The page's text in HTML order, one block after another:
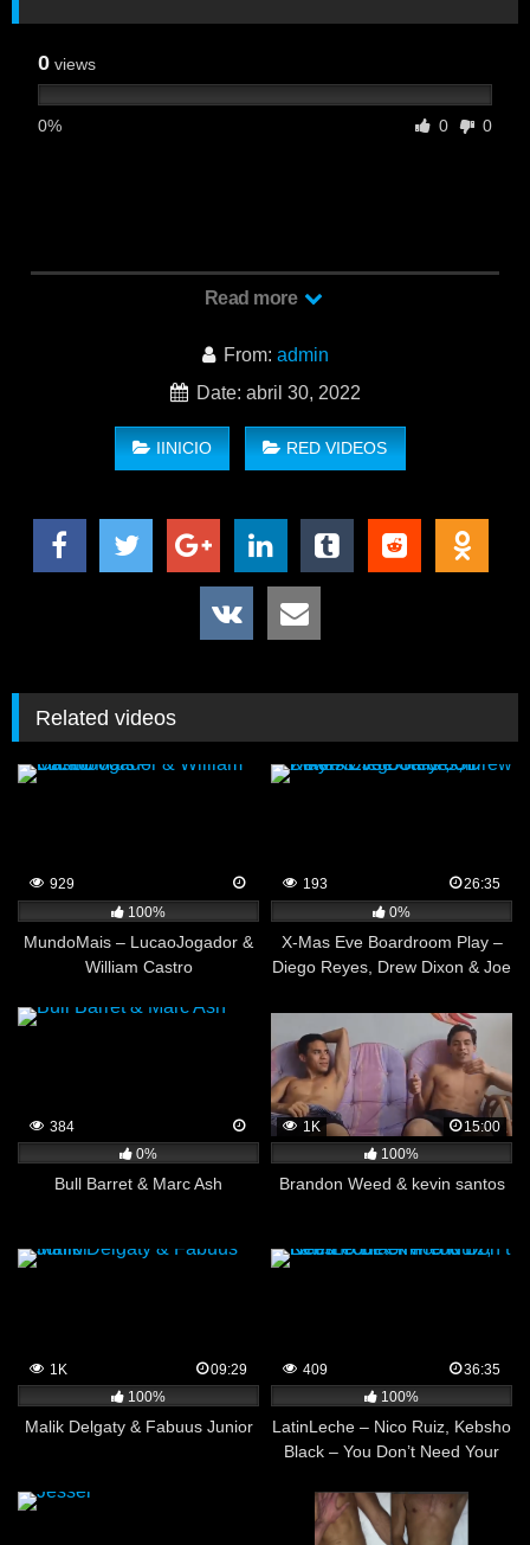
0 views
0% 0 0
RFC – Baise mon trou – Nicholas Bardem et André Cruise no
te pierdas ha este macho peludo cogiendo al pasivo blanco en
Read more
From: admin
Date: abril 30, 2022
IINICIO RED VIDEOS
Related videos
929
100%
MundoMais – LucaoJogador &
William Castro
193
26:35
0%
X-Mas Eve Boardroom Play –
Diego Reyes, Drew Dixon & Joe
384
0%
Bull Barret & Marc Ash
1K
15:00
100%
Brandon Weed & kevin santos
1K
09:29
100%
Malik Delgaty & Fabuus Junior
409
36:35
100%
LatinLeche – Nico Ruiz, Kebsho
Black – You Don’t Need Your